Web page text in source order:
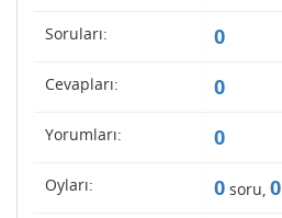
Soruları: 0
Cevapları: 0
Yorumları: 0
Oyları: 0 soru, 0